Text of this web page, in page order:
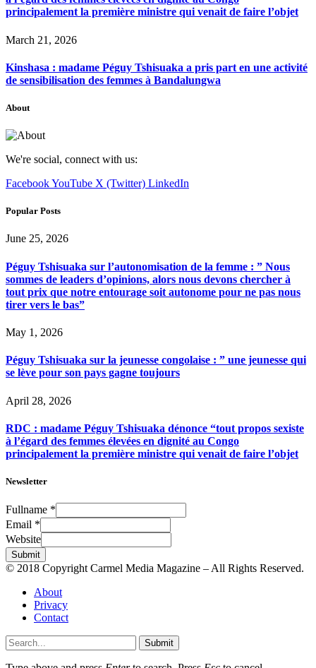
principalement la première ministre qui venait de faire l’objet
March 21, 2026
Kinshasa : madame Péguy Tshisuaka a pris part en une activité
de sensibilisation des femmes à Bandalungwa
About
We're social, connect with us:
FacebookYouTube X (Twitter) LinkedIn
Popular Posts
June 25, 2026
Péguy Tshisuaka sur l’autonomisation de la femme : ” Nous
sommes de leaders d’opinions, alors nous devons chercher à
tout prix que notre entourage soit autonome pour ne pas nous
tirer vers le bas”
May 1, 2026
Péguy Tshisuaka sur la jeunesse congolaise : ” une jeunesse qui
se lève pour son pays gagne toujours
April 28, 2026
RDC : madame Péguy Tshisuaka dénonce “tout propos sexiste
à l’égard des femmes élevées en dignité au Congo
principalement la première ministre qui venait de faire l’objet
Newsletter
Fullname *
Email *
Website
Submit
© 2018 Copyright Carmel Media Magazine – All Rights Reserved.
About
Privacy
Contact
Submit